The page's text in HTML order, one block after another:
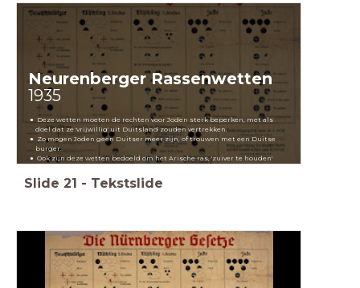
Neurenberger Rassenwetten
1935
Deze wetten moeten de rechten voor Joden sterk beperken, met als
doel dat ze 'vrijwillig' uit Duitsland zouden vertrekken.
Zo mogen Joden geen Duitser meer zijn, of trouwen met een Duitse
burger.
Ook zijn deze wetten bedoeld om het Arische ras, 'zuiver te houden'
Slide 21 - Tekstslide